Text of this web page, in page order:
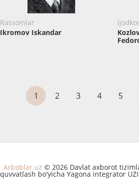
Rassomlar
Ikromov Iskandar
1 2 3 4 5
Arboblar.uz © 2026 Davlat axborot
quvvatlash bo'yicha Yagona integrator